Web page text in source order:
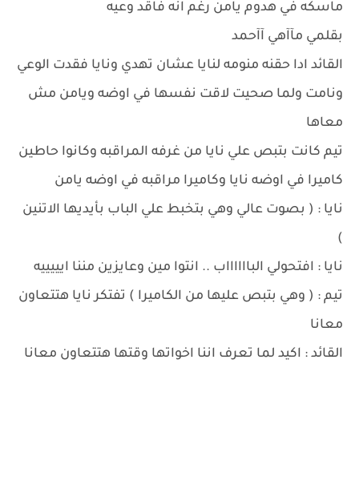
ماسكه في هدوم يامن رغم انه فاقد وعيه
بقلمي مآآهي آآحمد
القائد ادا حقنه منومه لنايا عشان تهدي ونايا فقدت الوعي
ونامت ولما صحيت لاقت نفسها في اوضه ويامن مش
معاها
تيم كانت بتبص علي نايا من غرفه المراقبه وكانوا حاطين
كاميرا في اوضه نايا وكاميرا مراقبه في اوضه يامن
نايا : ( بصوت عالي وهي بتخبط علي الباب بأيديها الاتنين
)
نايا : افتحولي البااااااب .. انتوا مين وعايزين مننا ايييييه
تيم : ( وهي بتبص عليها من الكاميرا ) تفتكر نايا هتتعاون
معانا
القائد : اكيد لما تعرف اننا اخواتها وقتها هتتعاون معانا